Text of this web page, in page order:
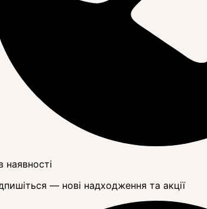
наявності
— нові надходження та акції